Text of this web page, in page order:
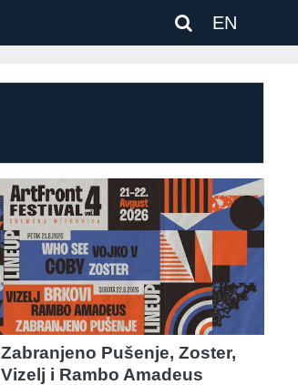
EN
Zabranjeno Pušenje, Zoster,
Vizelj i Rambo Amadeus